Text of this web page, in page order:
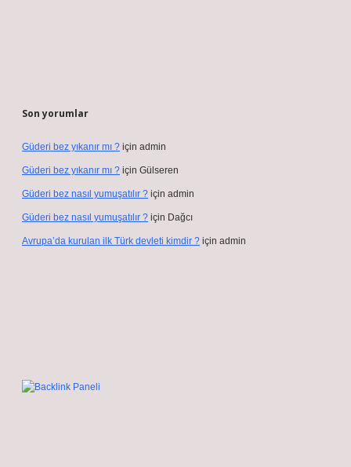
Son yorumlar
Güderi bez yıkanır mı ? için admin
Güderi bez yıkanır mı ? için Gülseren
Güderi bez nasıl yumuşatılır ? için admin
Güderi bez nasıl yumuşatılır ? için Dağcı
Avrupa’da kurulan ilk Türk devleti kimdir ? için admin